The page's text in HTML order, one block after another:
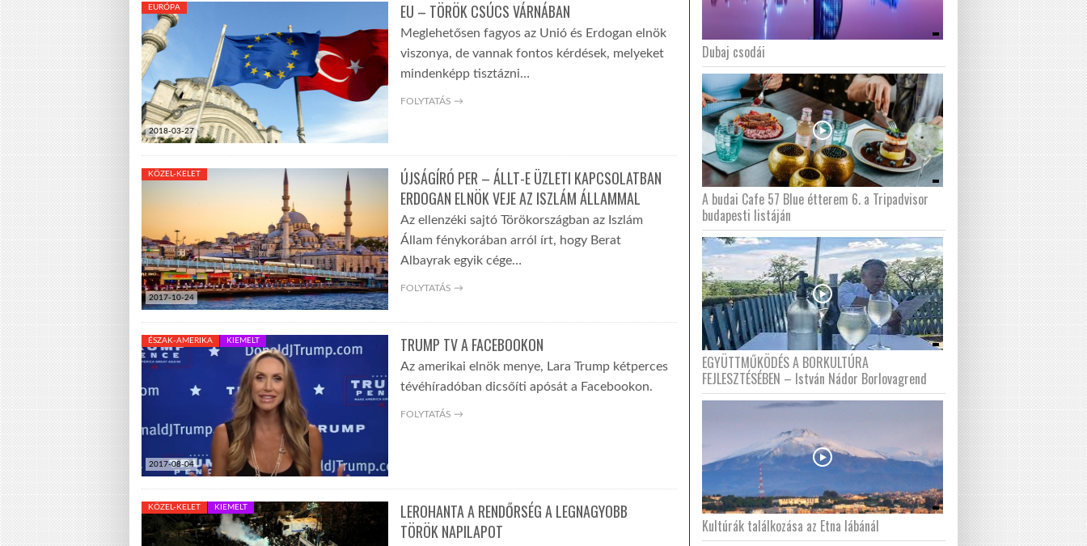
2018-03-27
EURÓPA EU – TÖRÖK CSÚCS VÁRNÁBAN
Meglehetősen fagyos az Unió és Erdogan elnök
viszonya, de vannak fontos kérdések, melyeket
mindenképp tisztázni…
FOLYTATÁS →
2017-10-24
KÖZEL-KELET
ÚJSÁGÍRÓ PER – ÁLLT-E ÜZLETI KAPCSOLATBAN
ERDOGAN ELNÖK VEJE AZ ISZLÁM ÁLLAMMAL
Az ellenzéki sajtó Törökországban az Iszlám
Állam fénykorában arról írt, hogy Berat
Albayrak egyik cége…
FOLYTATÁS →
2017-08-04
ÉSZAK-AMERIKA KIEMELT TRUMP TV A FACEBOOKON
Az amerikai elnök menye, Lara Trump kétperces
tévéhíradóban dicsőíti apósát a Facebookon.
FOLYTATÁS →
KÖZEL-KELET KIEMELT
LEROHANTA A RENDŐRSÉG A LEGNAGYOBB
TÖRÖK NAPILAPOT
Dubaj csodái
A budai Cafe 57 Blue étterem 6. a Tripadvisor
budapesti listáján
EGYÜTTMŰKÖDÉS A BORKULTÚRA
FEJLESZTÉSÉBEN – István Nádor Borlovagrend
Kultúrák találkozása az Etna lábánál